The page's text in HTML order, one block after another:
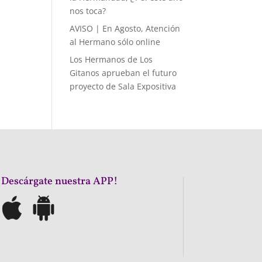
nos toca?
AVISO | En Agosto, Atención
al Hermano sólo online
Los Hermanos de Los
Gitanos aprueban el futuro
proyecto de Sala Expositiva
nuestra APP!